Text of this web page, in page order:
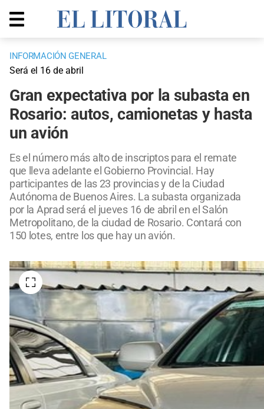
INFORMACIÓN GENERAL
Será el 16 de abril
Gran expectativa por la subasta en
Rosario: autos, camionetas y hasta
un avión
Es el número más alto de inscriptos para el remate
que lleva adelante el Gobierno Provincial. Hay
participantes de las 23 provincias y de la Ciudad
Autónoma de Buenos Aires. La subasta organizada
por la Aprad será el jueves 16 de abril en el Salón
Metropolitano, de la ciudad de Rosario. Contará con
150 lotes, entre los que hay un avión.